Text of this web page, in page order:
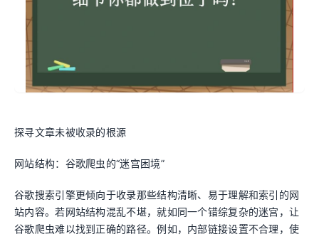
探寻文章未被收录的根源
网站结构：谷歌爬虫的“迷宫困境”
谷歌搜索引擎更倾向于收录那些结构清晰、易于理解和索引的网
站内容。若网站结构混乱不堪，就如同一个错综复杂的迷宫，让
谷歌爬虫难以找到正确的路径。例如，内部链接设置不合理，使